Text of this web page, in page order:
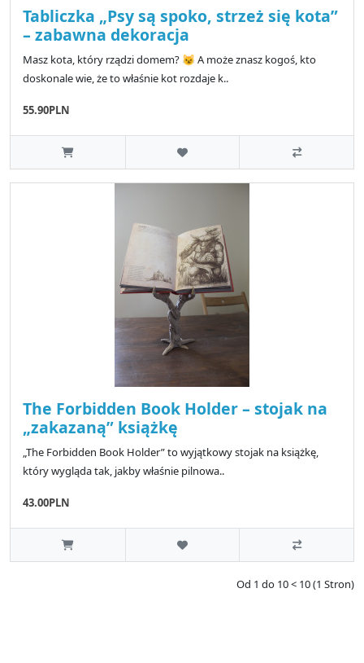
Tabliczka „Psy są spoko, strzeż się kota”
– zabawna dekoracja
Masz kota, który rządzi domem? 😼 A może znasz kogoś, kto
doskonale wie, że to właśnie kot rozdaje k..
55.90PLN
The Forbidden Book Holder – stojak na
„zakazaną” książkę
„The Forbidden Book Holder” to wyjątkowy stojak na książkę,
który wygląda tak, jakby właśnie pilnowa..
43.00PLN
Od 1 do 10 < 10 (1 Stron)